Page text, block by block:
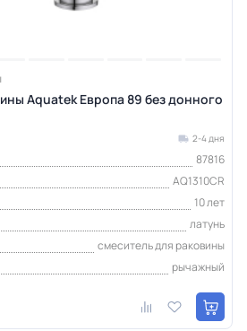
Aquatek Европа 89 без донного
2-4 дня
87816
AQ1310CR
10 лет
латунь
смеситель для раковины
рычажный